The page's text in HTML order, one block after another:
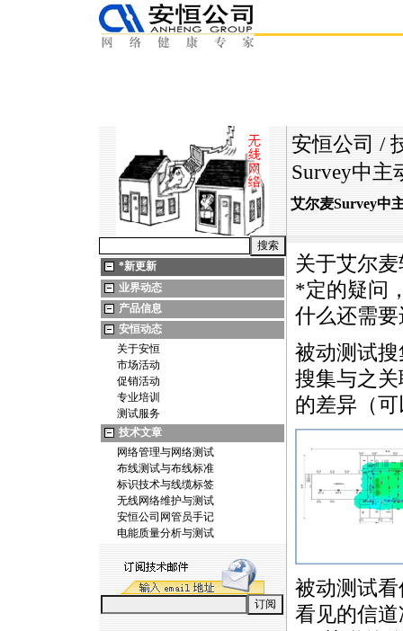
*新更新
业界动态
产品信息
安恒动态
关于安恒
市场活动
促销活动
专业培训
测试服务
技术文章
网络管理与网络测试
布线测试与布线标准
标识技术与线缆标签
无线网络维护与测试
安恒公司网管员手记
电能质量分析与测试
安恒公司 /
Survey中主
艾尔麦Survey中
关于艾尔
*定的疑问
什么还需
被动测试
搜集与之
的差异（
被动测试
看见的信